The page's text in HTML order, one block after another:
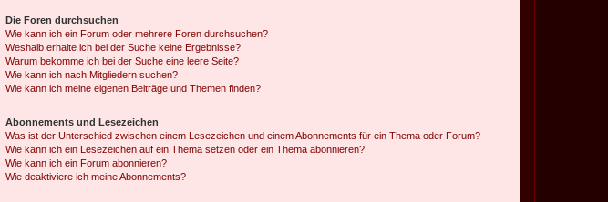
Die Foren durchsuchen
Wie kann ich ein Forum oder mehrere Foren durchsuchen?
Weshalb erhalte ich bei der Suche keine Ergebnisse?
Warum bekomme ich bei der Suche eine leere Seite?
Wie kann ich nach Mitgliedern suchen?
Wie kann ich meine eigenen Beiträge und Themen finden?
Abonnements und Lesezeichen
Was ist der Unterschied zwischen einem Lesezeichen und einem Abonnements für ein Thema oder Forum?
Wie kann ich ein Lesezeichen auf ein Thema setzen oder ein Thema abonnieren?
Wie kann ich ein Forum abonnieren?
Wie deaktiviere ich meine Abonnements?